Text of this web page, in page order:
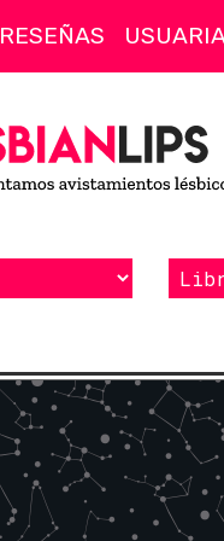
RESEÑAS